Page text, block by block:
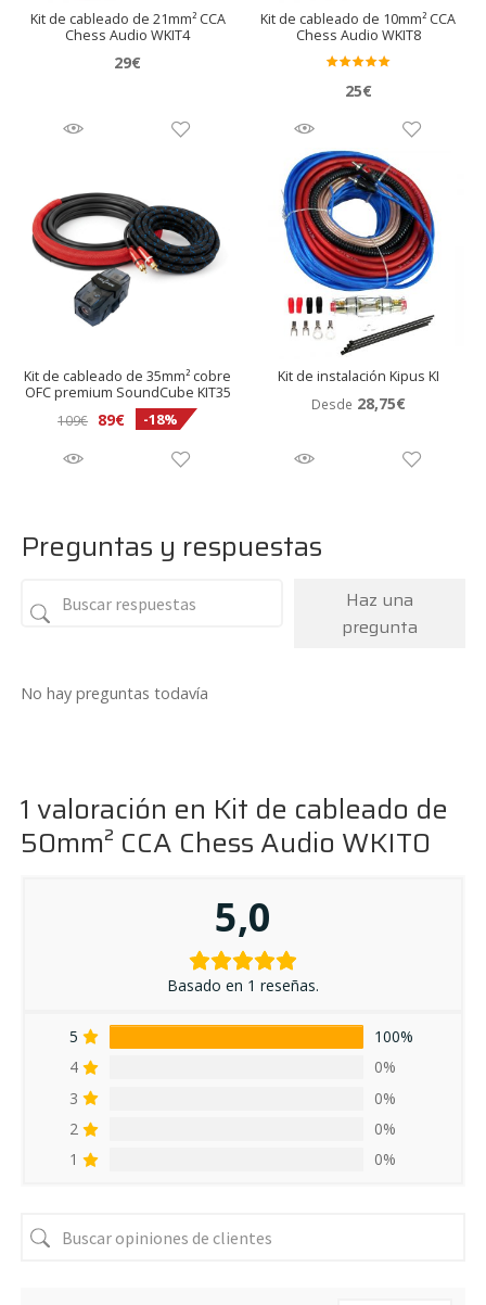
Kit de cableado de 21mm² CCA
Chess Audio WKIT4
29€
Kit de cableado de 10mm² CCA
Chess Audio WKIT8
25€
Kit de cableado de 35mm² cobre
OFC premium SoundCube KIT35
109€
El
89€El
actual
-18%
Kit de instalación Kipus KI
Desde 28,75€
Preguntas y respuestas
Haz una
pregunta
No hay preguntas todavía
1 valoración en Kit de cableado de
50mm² CCA Chess Audio WKIT0
5,0
Basado en 1 reseñas.
5
100%
4
0%
3
0%
2
0%
1
0%